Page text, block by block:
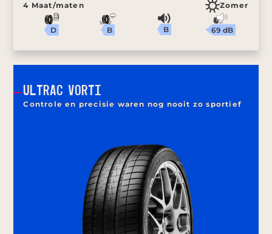
4 Maat/maten Zomer
D B B 69 dB
ULTRAC VORTI
Controle en precisie waren nog nooit zo sportief